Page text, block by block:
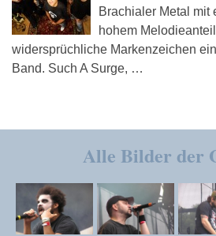
Brachialer Metal mit
hohem
widersprüchliche Markenzeichen
Band. Such A Surge, …
Alle Bilder der